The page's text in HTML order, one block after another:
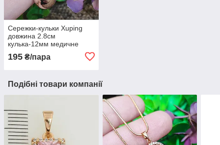
Сережки-кульки Xuping
довжина 2.8см
кулька-12мм медичне
золото позолота 18К с797
195 ₴/пара
Подібні товари компанії